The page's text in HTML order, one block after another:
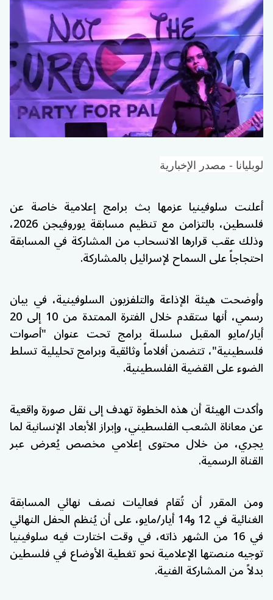
لوبليانا - مصدر الإخبارية
أعلنت سلوفينيا عزمها بث برامج إعلامية خاصة عن
فلسطين، بالتزامن مع تنظيم مسابقة يوروفيجن 2026 ،
وذلك عقب قرارها الانسحاب من المشاركة في المسابقة
احتجاجاً على السماح لإسرائيل بالمشاركة.
وأوضحت هيئة الإذاعة والتلفزيون السلوفينية، في بيان
رسمي، أنها ستقدم خلال الفترة الممتدة من 10 إلى 20
أيار/مايو المقبل سلسلة برامج تحت عنوان "أصوات
فلسطينية"، تتضمن أفلاماً وثائقية وبرامج تحليلية تسلط
الضوء على القضية الفلسطينية.
وأكدت الهيئة أن هذه الخطوة تهدف إلى نقل صورة واقعية
عن معاناة الشعب الفلسطيني، وإبراز الأبعاد الإنسانية لما
يجري، من خلال محتوى إعلامي مخصص يُعرض عبر
القناة الرسمية.
ومن المقرر أن تُقام فعاليات نصف نهائي المسابقة
الغنائية في 12 و14 أيار/مايو، على أن يُنظم الحفل النهائي
في 16 من الشهر ذاته، في وقت اختارت فيه سلوفينيا
توجيه منصتها الإعلامية نحو تغطية الأوضاع في فلسطين
بدلاً من المشاركة الفنية.